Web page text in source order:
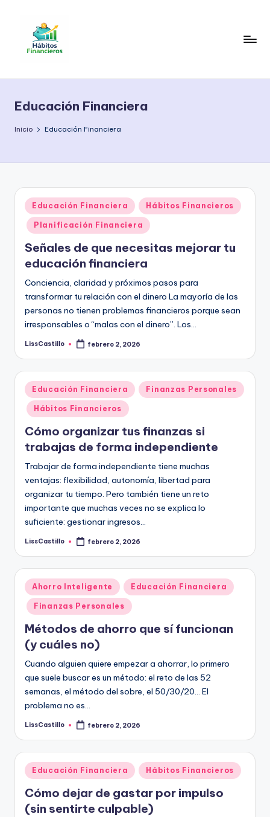
contenido
b
it
F
n
a
n
c
e
r
o
s
práctica
para
organizar
construir
estabilidad
a
largo
plazo.
Educación Financiera
Inicio Educación Financiera
Publicado
en
Educación Financiera Hábitos Financieros
Planificación Financiera
Señales de que necesitas mejorar tu
educación financiera
Conciencia, claridad y próximos pasos para
transformar tu relación con el dinero La mayoría de las
personas no tienen problemas financieros porque sean
irresponsables o “malas con el dinero”. Los…
Publicado
LissCastillo febrero 2, 2026
Publicado
en
Educación Financiera Finanzas Personales
Hábitos Financieros
Cómo organizar tus finanzas si
trabajas de forma independiente
Trabajar de forma independiente tiene muchas
ventajas: flexibilidad, autonomía, libertad para
organizar tu tiempo. Pero también tiene un reto
importante que muchas veces no se explica lo
suficiente: gestionar ingresos…
Publicado
LissCastillo febrero 2, 2026
Publicado
en
Ahorro Inteligente Educación Financiera
Finanzas Personales
Métodos de ahorro que sí funcionan
(y cuáles no)
Cuando alguien quiere empezar a ahorrar, lo primero
que suele buscar es un método: el reto de las 52
semanas, el método del sobre, el 50/30/20… El
problema no es…
Publicado
LissCastillo febrero 2, 2026
Publicado
en
Educación Financiera Hábitos Financieros
Cómo dejar de gastar por impulso
(sin sentirte culpable)